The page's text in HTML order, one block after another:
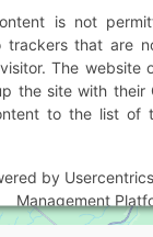
is not
trackers that are
The website
the site with their
to the list of
by
Management